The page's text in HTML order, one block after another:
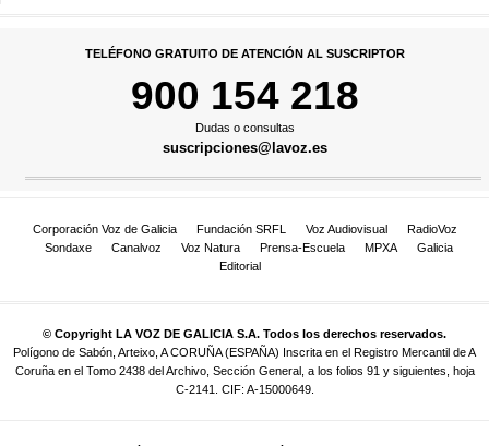
TELÉFONO GRATUITO DE ATENCIÓN AL SUSCRIPTOR
900 154 218
Dudas o consultas
suscripciones@lavoz.es
Corporación Voz de Galicia Fundación SRFL Voz Audiovisual
RadioVoz
Sondaxe
Canalvoz Voz Natura Prensa-Escuela MPXA
Galicia
Editorial
© Copyright LA VOZ DE GALICIA S.A. Todos los derechos reservados.
Polígono de Sabón, Arteixo, A CORUÑA (ESPAÑA) Inscrita en el Registro Mercantil de A
Coruña en el Tomo 2438 del Archivo, Sección General, a los folios 91 y siguientes, hoja
C-2141. CIF: A-15000649.